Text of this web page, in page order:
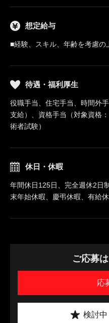
想定給与
■経験、スキル、年齢を考慮の
待遇・福利厚生
役職手当、住宅手当、時間外
支給）、資格手当（対象資格
術者試験）
休日・休暇
年間休日125日、完全週休2日
末年始休暇、慶弔休暇、有給
ご応募
応
検討